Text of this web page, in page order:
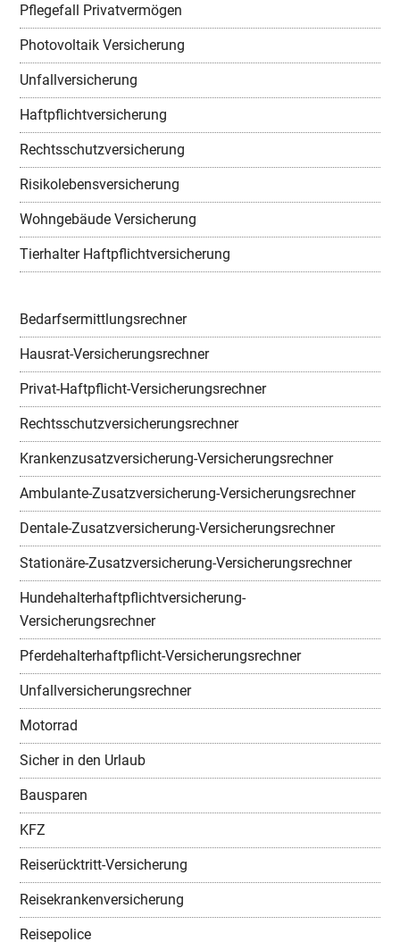
Pflegefall Privatvermögen
Photovoltaik Versicherung
Unfallversicherung
Haftpflichtversicherung
Rechtsschutzversicherung
Risikolebensversicherung
Wohngebäude Versicherung
Tierhalter Haftpflichtversicherung
Bedarfsermittlungsrechner
Hausrat-Versicherungsrechner
Privat-Haftpflicht-Versicherungsrechner
Rechtsschutzversicherungsrechner
Krankenzusatzversicherung-Versicherungsrechner
Ambulante-Zusatzversicherung-Versicherungsrechner
Dentale-Zusatzversicherung-Versicherungsrechner
Stationäre-Zusatzversicherung-Versicherungsrechner
Hundehalterhaftpflichtversicherung-
Versicherungsrechner
Pferdehalterhaftpflicht-Versicherungsrechner
Unfallversicherungsrechner
Motorrad
Sicher in den Urlaub
Bausparen
KFZ
Reiserücktritt-Versicherung
Reisekrankenversicherung
Reisepolice